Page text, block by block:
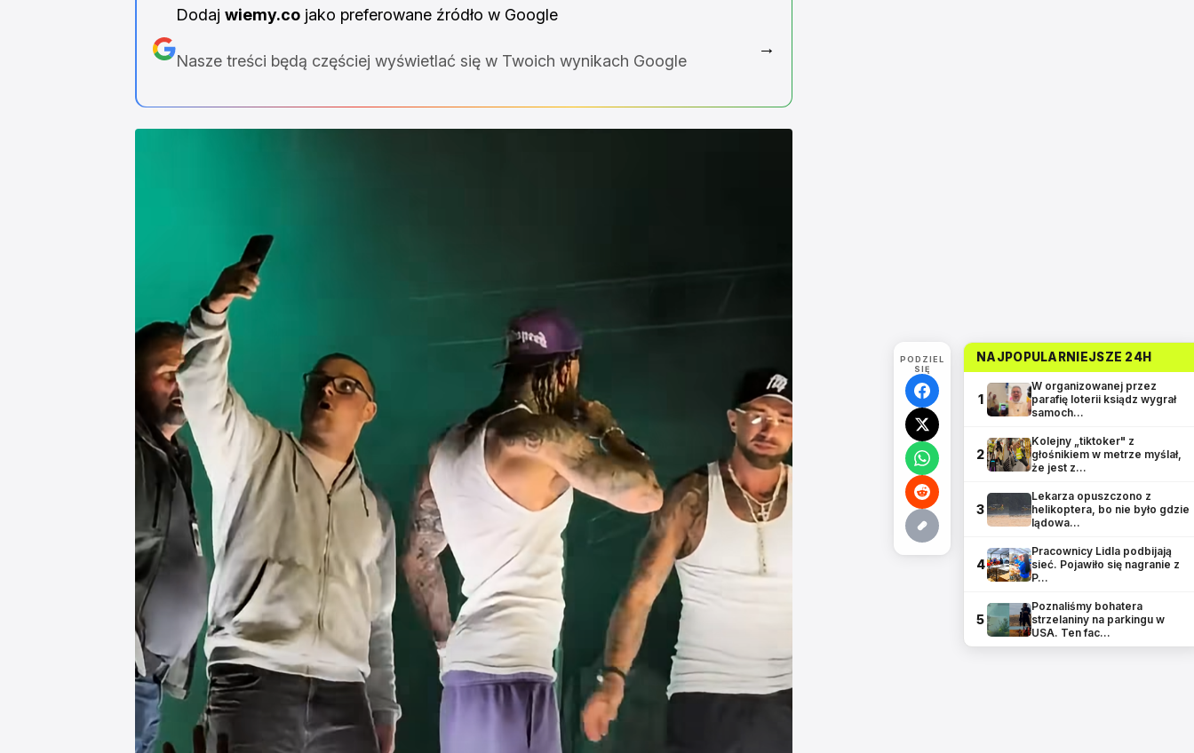
Dodaj wiemy.cojako preferowane źródło w Google
Nasze treści będą częściej wyświetlać się w Twoich wynikach Google
→
PODZIEL
SIĘ
NAJPOPULARNIEJSZE 24H
1
W organizowanej przez
parafię loterii ksiądz wygrał
samoch…
2
Kolejny „tiktoker" z
głośnikiem w metrze myślał,
że jest z…
3
Lekarza opuszczono z
helikoptera, bo nie było gdzie
lądowa…
4
Pracownicy Lidla podbijają
sieć. Pojawiło się nagranie z
P…
5
Poznaliśmy bohatera
strzelaniny na parkingu w
USA. Ten fac…